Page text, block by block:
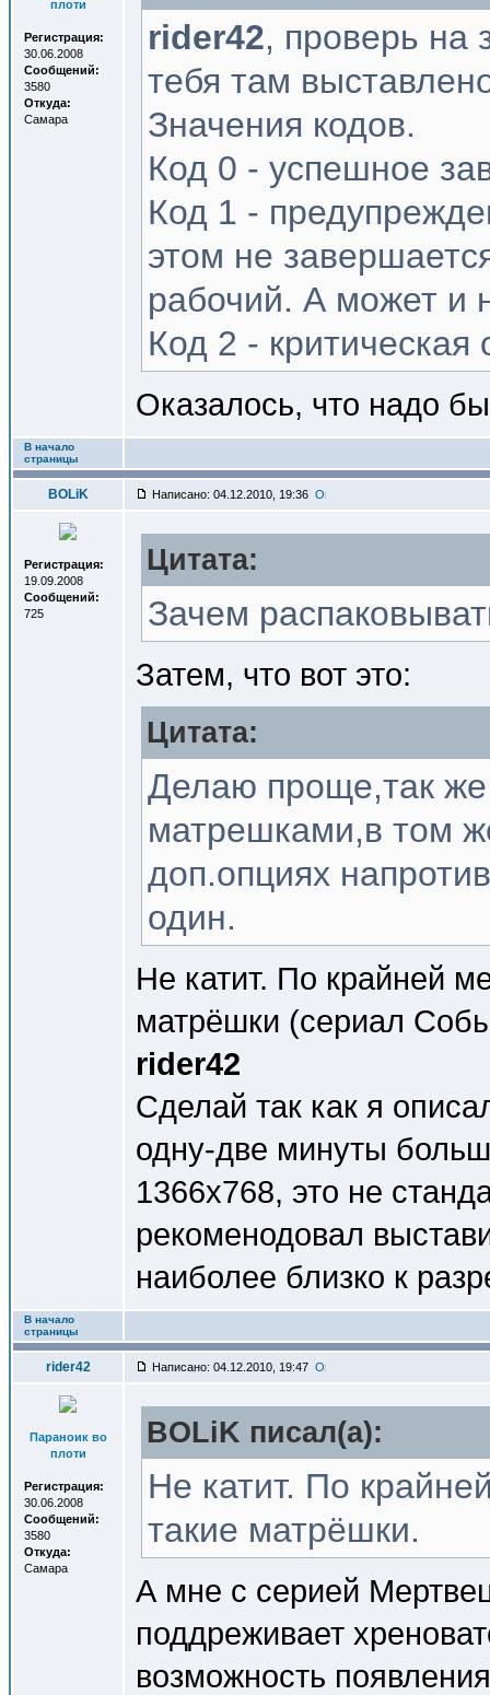
плоти
Регистрация:
30.06.2008
Сообщений:
3580
Откуда:
Самара
rider42, проверь на
тебя там
Значения кодов.
Код 0 - успешное
Код 1 -
этом не
рабочий. А может и
Код 2 -
Оказалось, что надо
В начало
страницы
BOLiK Написано: 04.12.2010, 19:36
Регистрация:
19.09.2008
Сообщений:
725
Цитата:
Зачем
Затем, что вот это:
Цитата:
Делаю проще,так
матрешками,в том
доп.опциях
один.
Не катит. По крайней
матрёшки (сериал
rider42
Сделай так как я
одну-две минуты
1366x768, это не
рекоменодовал
наиболее близко к
В начало
страницы
rider42 Написано: 04.12.2010, 19:47
Параноик во
плоти
Регистрация:
30.06.2008
Сообщений:
3580
Откуда:
Самара
BOLiK писал(a):
Не катит. По
такие матрёшки.
А мне с серией
поддреживает
возможность